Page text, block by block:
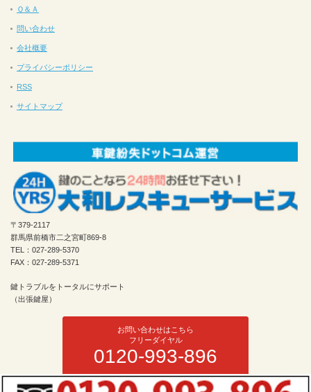
Ｑ＆Ａ
問い合わせ
会社概要
プライバシーポリシー
RSS
サイトマップ
〒379-2117
群馬県前橋市二之宮町869-8
TEL：027-289-5370
FAX：027-289-5371
鍵トラブルをトータルにサポート
（出張鍵屋）
お問い合わせはこちら
フリーダイヤル
0120-993-896